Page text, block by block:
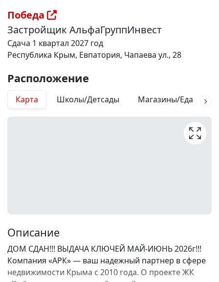
Победа
Застройщик АльфаГруппИнвест
Сдача 1 квартал 2027 год
Республика Крым, Евпатория, Чапаева ул., 28
Расположение
Карта Школы/Детсады Магазины/Еда
Описание
ДОМ СДАН!!! ВЫДАЧА КЛЮЧЕЙ МАЙ-ИЮНЬ 2026г!!!
Компания «АРК» — ваш надежный партнер в сфере
недвижимости Крыма с 2010 года. О проекте ЖК